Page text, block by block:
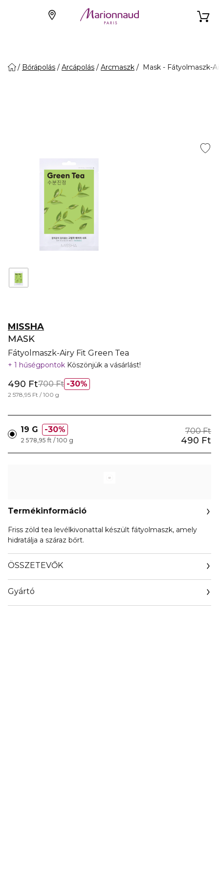
Bőrápolás Arcápolás Arcmaszk Mask - Fátyolmaszk-
MISSHA
MASK
Fátyolmaszk-Airy Fit Green Tea
1 hűségpontok Köszönjük a vásárlást!
30%
490 Ft700 Ft
2 578,95 Ft / 100 g
19 G 30% 700 Ft
490 Ft
2 578,95 ft / 100 g
Termékinformáció
Friss zöld tea levélkivonattal készült fátyolmaszk, amely
hidratálja a száraz bőrt.
ÖSSZETEVŐK
Gyártó